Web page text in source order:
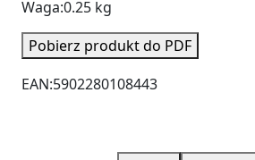
Waga:0.25 kg
Pobierz produkt do PDF
EAN:5902280108443